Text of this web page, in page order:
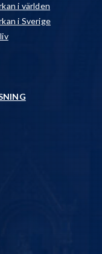
i världen
i Sverige